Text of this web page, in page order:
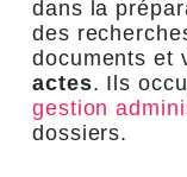
dans la
des
documents et
actes. Ils
gestion
dossiers.